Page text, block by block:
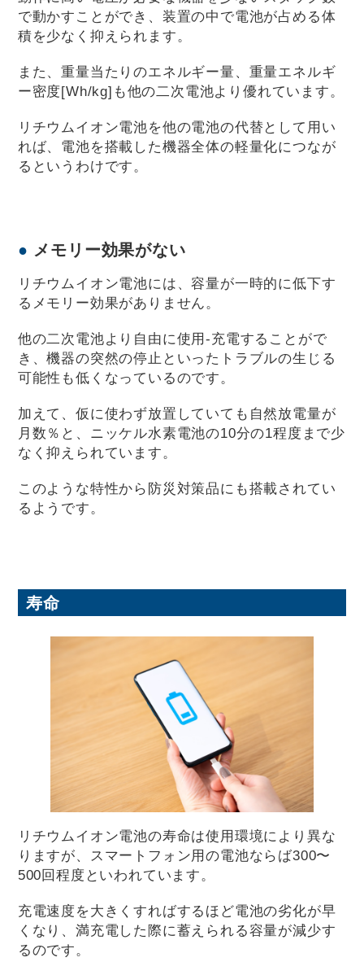
で動かすことができ、装置の中で電池が占める体
積を少なく抑えられます。
また、重量当たりのエネルギー量、重量エネルギ
ー密度[Wh/kg]も他の二次電池より優れています。
リチウムイオン電池を他の電池の代替として用い
れば、電池を搭載した機器全体の軽量化につなが
るというわけです。
メモリー効果がない
リチウムイオン電池には、容量が一時的に低下す
るメモリー効果がありません。
他の二次電池より自由に使用-充電することがで
き、機器の突然の停止といったトラブルの生じる
可能性も低くなっているのです。
加えて、仮に使わず放置していても自然放電量が
月数％と、ニッケル水素電池の10分の1程度まで少
なく抑えられています。
このような特性から防災対策品にも搭載されてい
るようです。
寿命
リチウムイオン電池の寿命は使用環境により異な
りますが、スマートフォン用の電池ならば300〜
500回程度といわれています。
充電速度を大きくすればするほど電池の劣化が早
くなり、満充電した際に蓄えられる容量が減少す
るのです。